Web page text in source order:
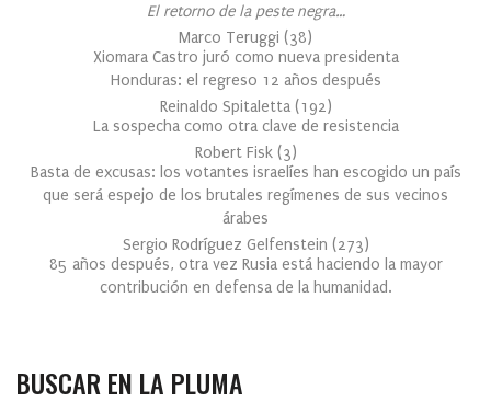
El retorno de la peste negra…
Marco Teruggi (38)
Xiomara Castro juró como nueva presidenta
Honduras: el regreso 12 años después
Reinaldo Spitaletta (192)
La sospecha como otra clave de resistencia
Robert Fisk (3)
Basta de excusas: los votantes israelíes han escogido un país
que será espejo de los brutales regímenes de sus vecinos
árabes
Sergio Rodríguez Gelfenstein (273)
85 años después, otra vez Rusia está haciendo la mayor
contribución en defensa de la humanidad.
BUSCAR EN LA PLUMA